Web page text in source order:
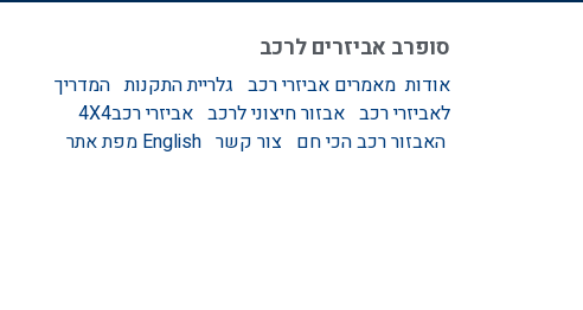
סופרב אביזרים לרכב
אודות מאמרים אביזרי רכב גלריית התקנות המדריך
לאביזרי רכב אבזור חיצוני לרכב אביזרי רכב4X4
האבזור רכב הכי חם צור קשר English מפת אתר